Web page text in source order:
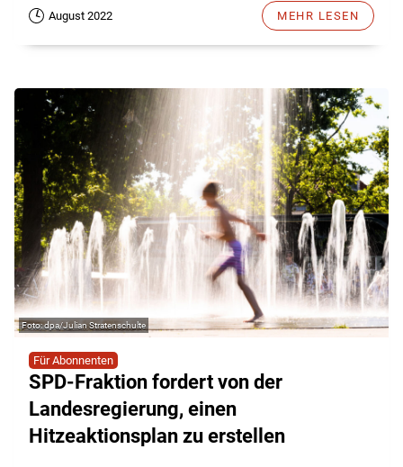
August 2022 MEHR LESEN
dpa/Julian Stratenschulte
Für Abonnenten
SPD-Fraktion fordert von der
Landesregierung, einen
Hitzeaktionsplan zu erstellen